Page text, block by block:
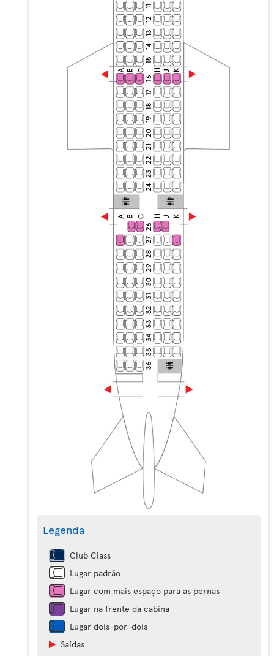
Legenda
Club Class
Lugar padrão
Lugar com mais espaço para as pernas
Lugar na frente da cabina
Lugar dois-por-dois
Saídas